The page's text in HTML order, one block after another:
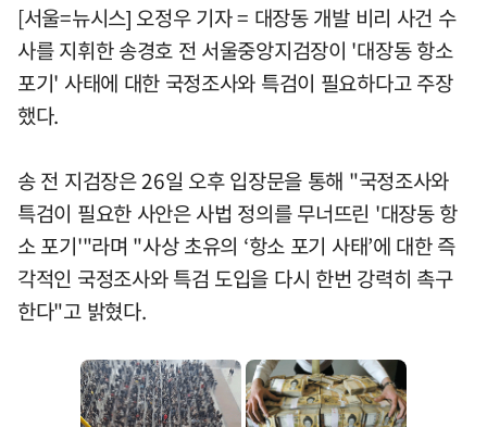
[서울=뉴시스] 오정우 기자 = 대장동 개발 비리 사건 수
사를 지휘한 송경호 전 서울중앙지검장이 '대장동 항소
포기' 사태에 대한 국정조사와 특검이 필요하다고 주장
했다.
송 전 지검장은 26일 오후 입장문을 통해 "국정조사와
특검이 필요한 사안은 사법 정의를 무너뜨린 '대장동 항
소 포기'"라며 "사상 초유의 ‘항소 포기 사태’에 대한 즉
각적인 국정조사와 특검 도입을 다시 한번 강력히 촉구
한다"고 밝혔다.